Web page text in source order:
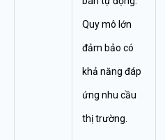
Quy mô lớn
đảm bảo có
khả năng đáp
ứng nhu cầu
thị trường.